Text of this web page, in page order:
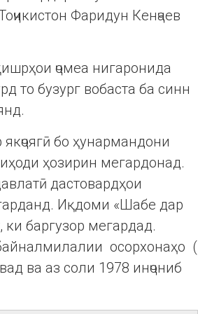
Фаридун Кенҷаев
ҷомеа нигаронида
то бузург вобаста ба синн
бо ҳунармандони
ҳозирин мегардонад.
дастовардҳои
Иқдоми «Шабе дар
ки баргузор мегардад.
осорхонаҳо (
ва аз соли 1978 инҷониб